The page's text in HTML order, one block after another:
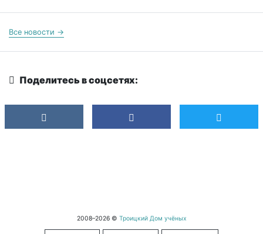
Все новости →
Поделитесь в соцсетях:
2008–2026 © Троицкий Дом учёных